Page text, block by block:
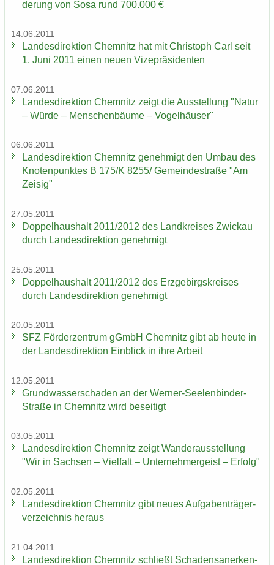
de­rung von Sosa rund 700.000 €
14.06.2011
Lan­des­di­rek­ti­on Chem­nitz hat mit Chris­toph Carl seit
1. Juni 2011 einen neuen Vi­ze­prä­si­den­ten
07.06.2011
Lan­des­di­rek­ti­on Chem­nitz zeigt die Aus­stel­lung "Natur
– Würde – Men­schen­bäu­me – Vo­gel­häu­ser"
06.06.2011
Lan­des­di­rek­ti­on Chem­nitz ge­neh­migt den Umbau des
Kno­ten­punk­tes B 175/K 8255/ Ge­mein­de­stra­ße "Am
Zei­sig"
27.05.2011
Dop­pel­haus­halt 2011/2012 des Land­krei­ses Zwi­ckau
durch Lan­des­di­rek­ti­on ge­neh­migt
25.05.2011
Dop­pel­haus­halt 2011/2012 des Erz­ge­birgs­krei­ses
durch Lan­des­di­rek­ti­on ge­neh­migt
20.05.2011
SFZ För­der­zen­trum gGmbH Chem­nitz gibt ab heute in
der Lan­des­di­rek­ti­on Ein­blick in ihre Ar­beit
12.05.2011
Grund­was­ser­scha­den an der Werner-​Seelenbinder-
Straße in Chem­nitz wird be­sei­tigt
03.05.2011
Lan­des­di­rek­ti­on Chem­nitz zeigt Wan­der­aus­stel­lung
"Wir in Sach­sen – Viel­falt – Un­ter­neh­mer­geist – Er­folg"
02.05.2011
Lan­des­di­rek­ti­on Chem­nitz gibt neues Auf­ga­ben­trä­ger­
ver­zeich­nis her­aus
21.04.2011
Lan­des­di­rek­ti­on Chem­nitz schließt Scha­dens­an­er­ken­